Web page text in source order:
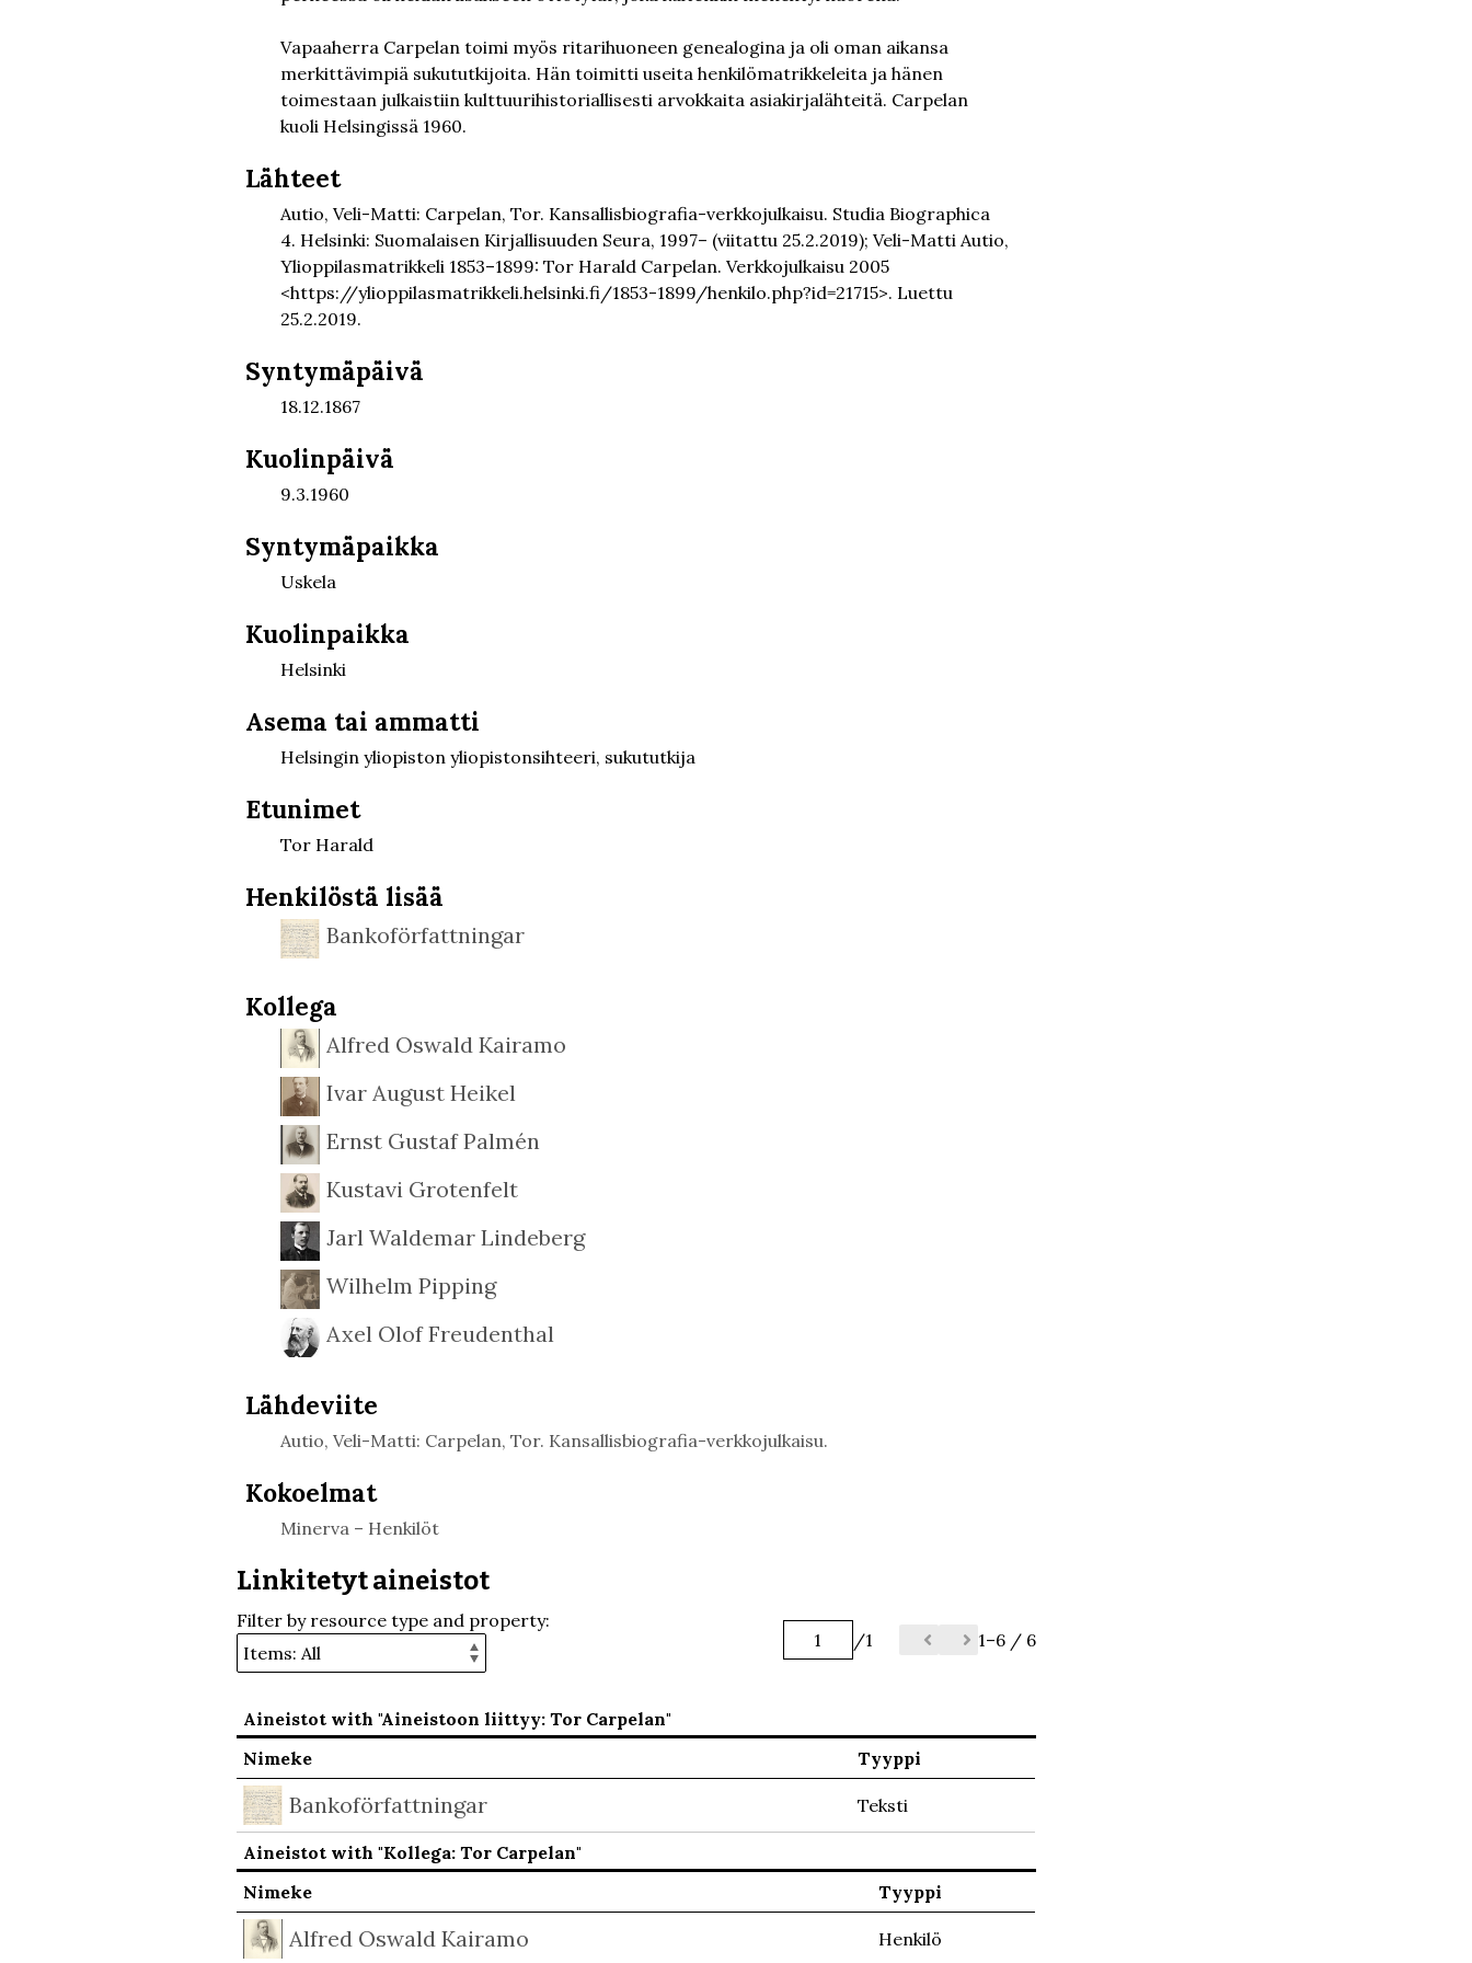
Vapaaherra Carpelan toimi myös ritarihuoneen genealogina ja oli oman aikansa
merkittävimpiä sukututkijoita. Hän toimitti useita henkilömatrikkeleita ja hänen
toimestaan julkaistiin kulttuurihistoriallisesti arvokkaita asiakirjalähteitä. Carpelan
kuoli Helsingissä 1960.
Lähteet
Autio, Veli-Matti: Carpelan, Tor. Kansallisbiografia-verkkojulkaisu. Studia Biographica
4. Helsinki: Suomalaisen Kirjallisuuden Seura, 1997– (viitattu 25.2.2019); Veli-Matti Autio,
Ylioppilasmatrikkeli 1853–1899: Tor Harald Carpelan. Verkkojulkaisu 2005
<https://ylioppilasmatrikkeli.helsinki.fi/1853-1899/henkilo.php?id=21715>. Luettu
25.2.2019.
Syntymäpäivä
18.12.1867
Kuolinpäivä
9.3.1960
Syntymäpaikka
Uskela
Kuolinpaikka
Helsinki
Asema tai ammatti
Helsingin yliopiston yliopistonsihteeri, sukututkija
Etunimet
Tor Harald
Henkilöstä lisää
Bankoförfattningar
Kollega
Alfred Oswald Kairamo
Ivar August Heikel
Ernst Gustaf Palmén
Kustavi Grotenfelt
Jarl Waldemar Lindeberg
Wilhelm Pipping
Axel Olof Freudenthal
Lähdeviite
Autio, Veli-Matti: Carpelan, Tor. Kansallisbiografia-verkkojulkaisu.
Kokoelmat
Minerva – Henkilöt
Linkitetyt aineistot
Filter by resource type and property:
/1
1–6 / 6
Aineistot with "Aineistoon liittyy: Tor Carpelan"
Nimeke
Tyyppi
Bankoförfattningar Teksti
Aineistot with "Kollega: Tor Carpelan"
Nimeke
Tyyppi
Alfred Oswald Kairamo Henkilö